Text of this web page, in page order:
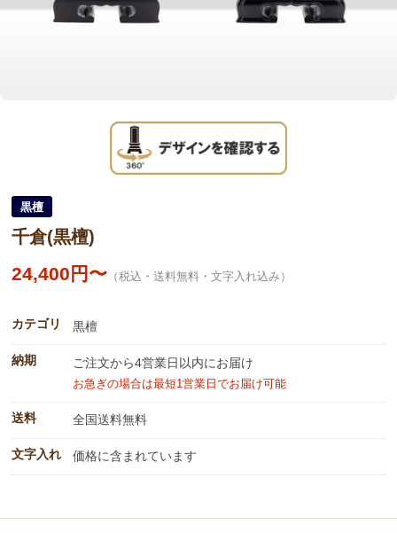
黒檀
千倉(黒檀)
24,400円〜（税込・送料無料・文字入れ込み）
カテゴリ 黒檀
納期 ご注文から4営業日以内にお届け
お急ぎの場合は最短1営業日でお届け可能
送料 全国送料無料
文字入れ 価格に含まれています